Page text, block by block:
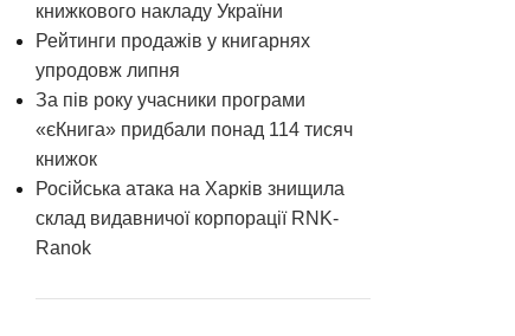
книжкового накладу України
Рейтинги продажів у книгарнях
упродовж липня
За пів року учасники програми
«єКнига» придбали понад 114 тисяч
книжок
Російська атака на Харків знищила
склад видавничої корпорації RNK-
Ranok